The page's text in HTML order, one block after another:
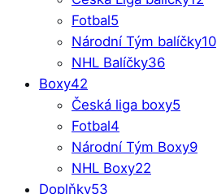
Fotbal5
Národní Tým balíčky10
NHL Balíčky36
Boxy42
Česká liga boxy5
Fotbal4
Národní Tým Boxy9
NHL Boxy22
Doplňky53